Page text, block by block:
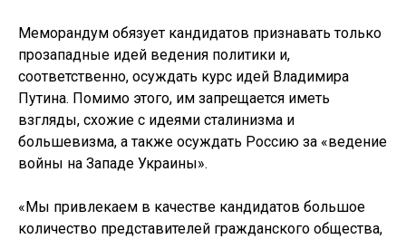
Меморандум обязует кандидатов признавать только
прозападные идей ведения политики и,
соответственно, осуждать курс идей Владимира
Путина. Помимо этого, им запрещается иметь
взгляды, схожие с идеями сталинизма и
большевизма, а также осуждать Россию за «ведение
войны на Западе Украины».
«Мы привлекаем в качестве кандидатов большое
количество представителей гражданского общества,